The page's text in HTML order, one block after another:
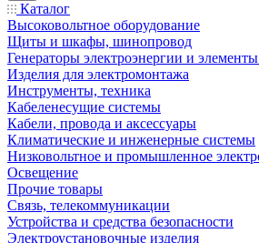
Каталог
Высоковольтное оборудование
Щиты и шкафы, шинопровод
Генераторы электроэнергии и
Изделия для электромонтажа
Инструменты, техника
Кабеленесущие системы
Кабели, провода и аксессуары
Климатические и инженерные системы
Низковольтное и промышленное
Освещение
Прочие товары
Связь, телекоммуникации
Устройства и средства безопасности
Электроустановочные изделия